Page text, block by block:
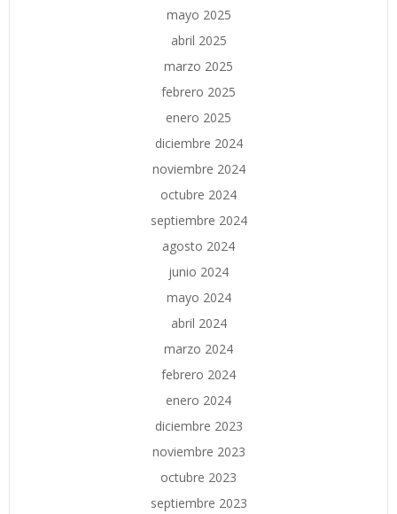
mayo 2025
abril 2025
marzo 2025
febrero 2025
enero 2025
diciembre 2024
noviembre 2024
octubre 2024
septiembre 2024
agosto 2024
junio 2024
mayo 2024
abril 2024
marzo 2024
febrero 2024
enero 2024
diciembre 2023
noviembre 2023
octubre 2023
septiembre 2023